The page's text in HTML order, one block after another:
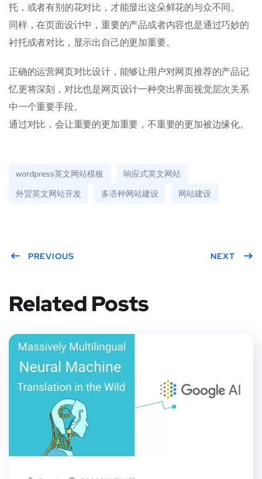
托，或者有别的花对比，才能显出这朵鲜花的与众不同。
同样，在页面设计中，重要的产品或者内容也是通过巧妙的
衬托或者对比，显示出自己的更加重要。
正确的运营网页对比设计，能够让用户对网页推荐的产品记
忆更将深刻，对比也是网页设计一种突出界面视觉层次关系
中一个重要手段。
通过对比，会让重要的更加重要，不重要的更加被边缘化。
wordpress英文网站模板
响应式英文网站
外贸英文网站开发
多语种网站建设 网站建设
PREVIOUS NEXT
Related Posts